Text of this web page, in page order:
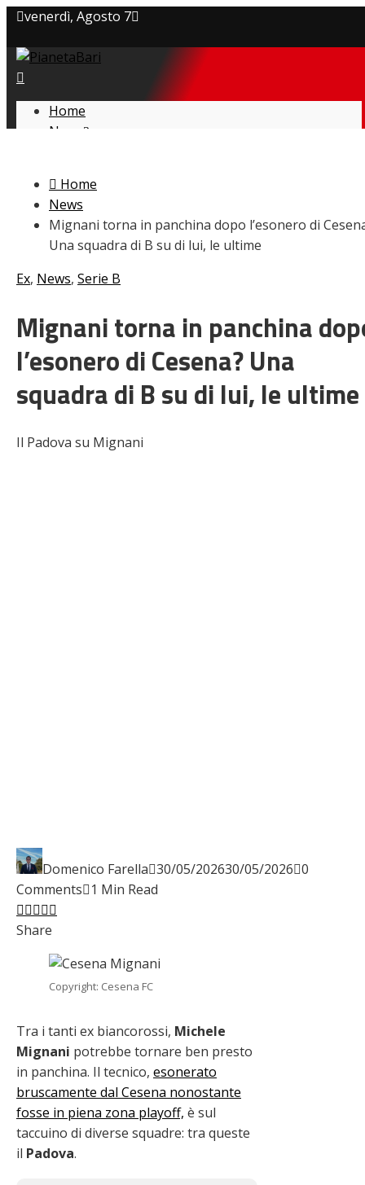
venerdì, Agosto 7
Privacy policy
Cookie Policy
Home
News
L’avversario
Giovanili
Le pagelle
Interviste
Focus
Video
Home
News
Mignani torna in panchina dopo l’esonero di
Una squadra di B su di lui, le ultime
Ex, News, Serie B
Mignani torna in panchina
l’esonero di Cesena? Una
squadra di B su di lui, le ultime
Il Padova su Mignani
Domenico Farella 30/05/202630/05/2026 0
Comments 1 Min Read
Facebook
Twitter
LinkedIn
Pinterest
Stumbleupon
Share
Copyright: Cesena FC
Tra i tanti ex biancorossi, Michele
Mignani potrebbe tornare ben presto
in panchina. Il tecnico, esonerato
bruscamente dal Cesena nonostante
fosse in piena zona playoff, è sul
taccuino di diverse squadre: tra queste
il Padova.